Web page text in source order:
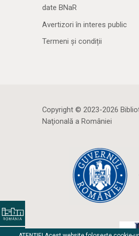
date BNaR
Avertizori în interes public
Termeni și condiții
Copyright © 2023-2026
Naţională a României